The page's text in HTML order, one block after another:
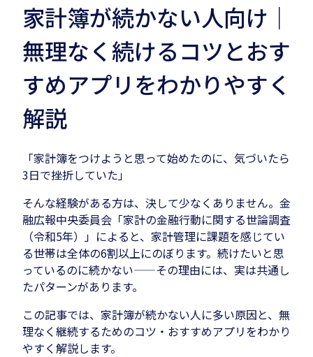
家計簿が続かない人向け｜
無理なく続けるコツとおす
すめアプリをわかりやすく
解説
「家計簿をつけようと思って始めたのに、気づいたら
3日で挫折していた」
そんな経験がある方は、決して少なくありません。金
融広報中央委員会「家計の金融行動に関する世論調査
（令和5年）」によると、家計管理に課題を感じてい
る世帯は全体の6割以上にのぼります。続けたいと思
っているのに続かない——その理由には、実は共通し
たパターンがあります。
この記事では、家計簿が続かない人に多い原因と、無
理なく継続するためのコツ・おすすめアプリをわかり
やすく解説します。